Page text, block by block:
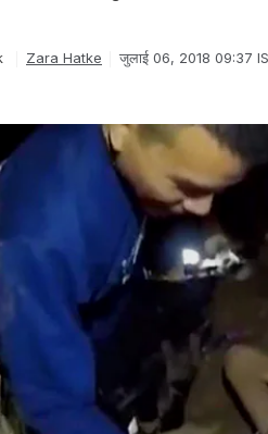
Zara Hatke जुलाई 06, 2018 09:37